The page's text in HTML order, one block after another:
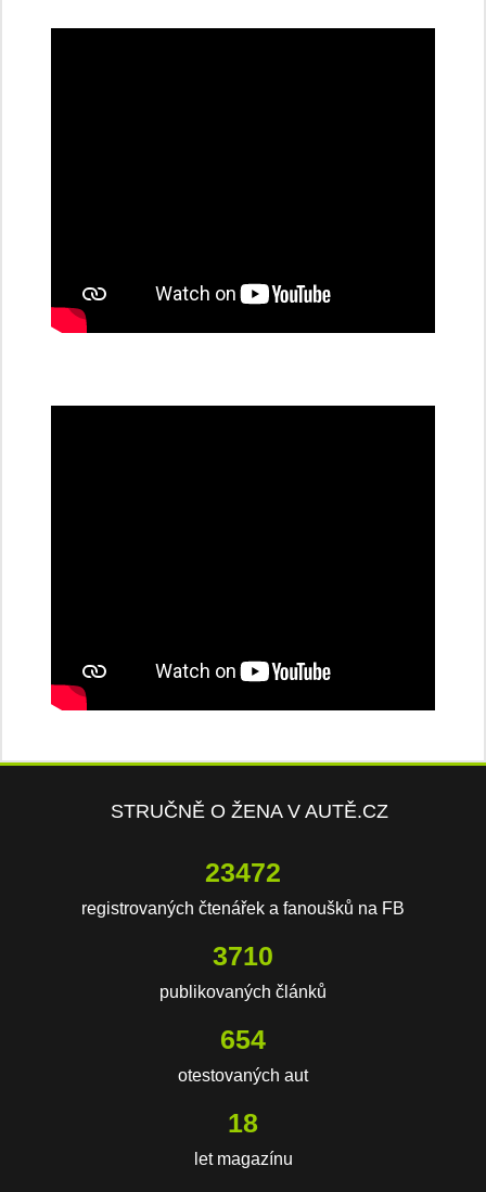
STRUČNĚ O ŽENA V AUTĚ.CZ
23472
registrovaných čtenářek a fanoušků na FB
3710
publikovaných článků
654
otestovaných aut
18
let magazínu